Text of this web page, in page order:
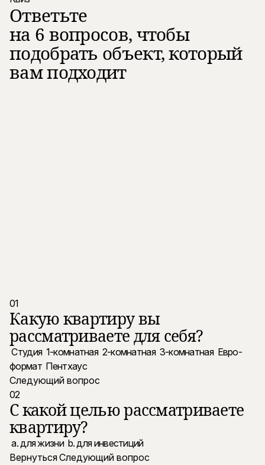
Ответьте
на 6 вопросов, чтобы
подобрать объект, который
вам подходит
01
Какую квартиру вы
рассматриваете для себя?
Студия 1-комнатная 2-комнатная 3-комнатная Евро-
формат Пентхаус
Следующий вопрос
02
С какой целью рассматриваете
квартиру?
a. для жизни b. для инвестиций
ВернутьсяСледующий вопрос